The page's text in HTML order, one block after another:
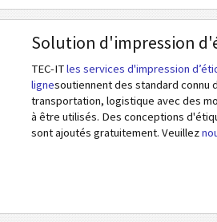
Solution d'impression
TEC-ITles services d'impression
lignesoutiennent des standard connu
transportation, logistique avec des
à être utilisés. Des conceptions
sont ajoutés gratuitement. Veuillez